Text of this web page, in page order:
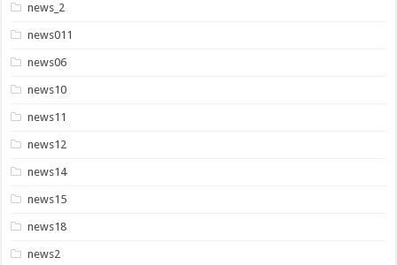
news_2
news011
news06
news10
news11
news12
news14
news15
news18
news2